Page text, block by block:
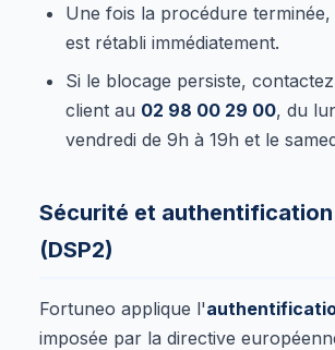
Une fois la procédure
est rétabli immédiatement.
Si le blocage persiste,
client au 02 98 00 29 00, du
vendredi de 9h à 19h et le
Sécurité et
(DSP2)
Fortuneo applique l'
imposée par la directive